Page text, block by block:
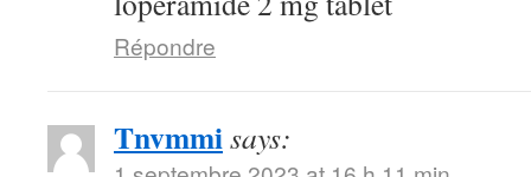
Répondre
Tnvmmisays: